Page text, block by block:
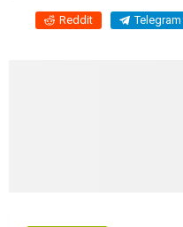
Reddit Telegram